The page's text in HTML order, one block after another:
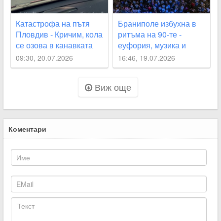
Катастрофа на пътя
Пловдив - Кричим, кола
се озова в канавката
09:30, 20.07.2026
Браниполе избухна в
ритъма на 90-те -
еуфория, музика и
хиляди сърца в един
ритъм
16:46, 19.07.2026
Виж още
Коментари